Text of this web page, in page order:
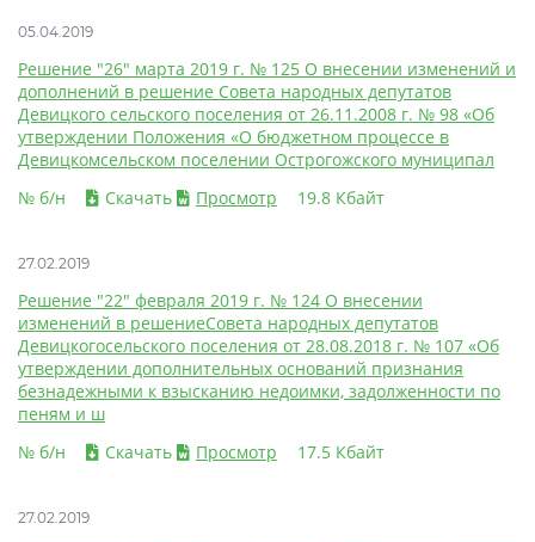
05.04.2019
Решение "26" марта 2019 г. № 125 О внесении изменений и
дополнений в решение Совета народных депутатов
Девицкого сельского поселения от 26.11.2008 г. № 98 «Об
утверждении Положения «О бюджетном процессе в
Девицкомсельском поселении Острогожского муниципал
№ б/н
Скачать Просмотр 19.8 Кбайт
27.02.2019
Решение "22" февраля 2019 г. № 124 О внесении
изменений в решениеСовета народных депутатов
Девицкогосельского поселения от 28.08.2018 г. № 107 «Об
утверждении дополнительных оснований признания
безнадежными к взысканию недоимки, задолженности по
пеням и ш
№ б/н
Скачать Просмотр 17.5 Кбайт
27.02.2019